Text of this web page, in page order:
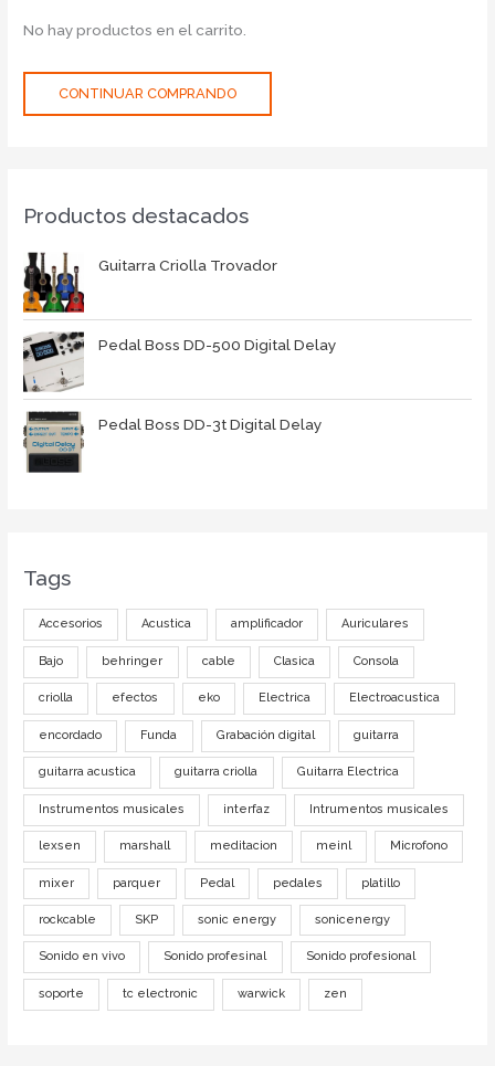
No hay productos en el carrito.
CONTINUAR COMPRANDO
Productos destacados
Guitarra Criolla Trovador
Pedal Boss DD-500 Digital Delay
Pedal Boss DD-3t Digital Delay
Tags
Accesorios Acustica amplificador Auriculares
Bajo behringer cable Clasica Consola
criolla efectos eko Electrica Electroacustica
encordado Funda Grabación digital guitarra
guitarra acustica guitarra criolla Guitarra Electrica
Instrumentos musicales interfaz Intrumentos musicales
lexsen marshall meditacion meinl Microfono
mixer parquer Pedal pedales platillo
rockcable SKP sonic energy sonicenergy
Sonido en vivo Sonido profesinal Sonido profesional
soporte tc electronic warwick zen